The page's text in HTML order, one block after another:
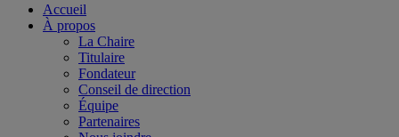
Accueil
À propos
La Chaire
Titulaire
Fondateur
Conseil de direction
Équipe
Partenaires